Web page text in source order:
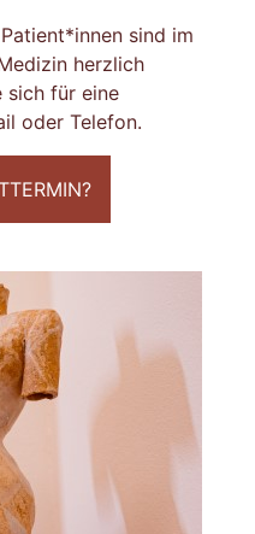
sind im
herzlich
sich für eine
oder Telefon.